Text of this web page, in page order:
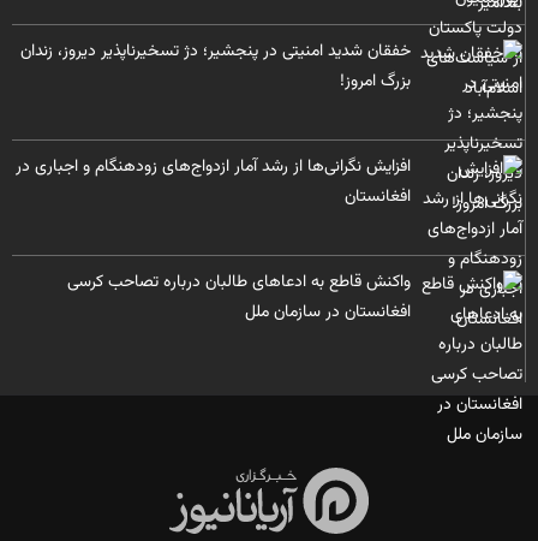
خفقان شدید امنیتی در پنجشیر؛ دژ تسخیرناپذیر دیروز، زندان
بزرگ امروز!
افزایش نگرانی‌ها از رشد آمار ازدواج‌های زودهنگام و اجباری در
افغانستان
واکنش قاطع به ادعاهای طالبان درباره تصاحب کرسی
افغانستان در سازمان ملل